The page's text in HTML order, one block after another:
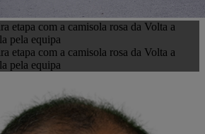
etapa com a camisola rosa da Volta a
pela equipa
etapa com a camisola rosa da Volta a
pela equipa